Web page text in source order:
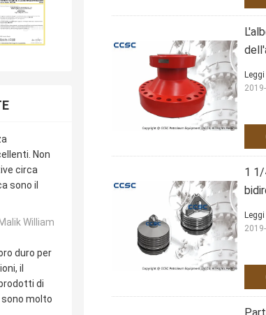
Non
circa
sono il
William
duro per
il
di
molto
1